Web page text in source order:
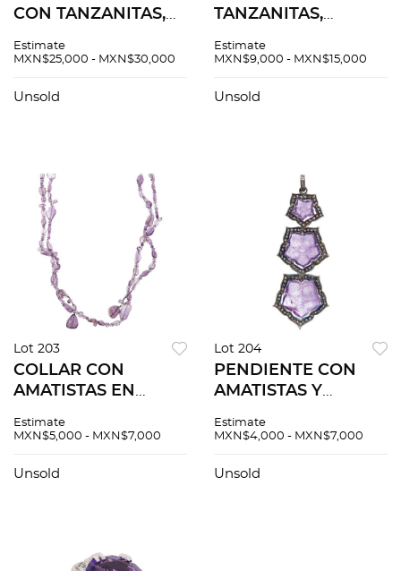
CON TANZANITAS,
DIAMANTES EN
925. Tanzanitas
Estimate
MXN$25,000 - MXN$30,000
Unsold
TANZANITAS,
DIAMANTES EN
925. Tanzanitas corte
Estimate
MXN$9,000 - MXN$15,000
Unsold
Lot 203
COLLAR CON
AMATISTAS EN
BASE. Peso: 64.2 g
Estimate
MXN$5,000 - MXN$7,000
Unsold
Lot 204
PENDIENTE CON
AMATISTAS Y
PLATA PAVONADA.
10.7 - 18.2 mm y
Estimate
MXN$4,000 - MXN$7,000
Unsold